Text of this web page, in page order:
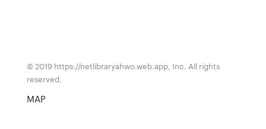
© 2019 https://netlibraryahwo.web.app, Inc. All rights
reserved.
MAP